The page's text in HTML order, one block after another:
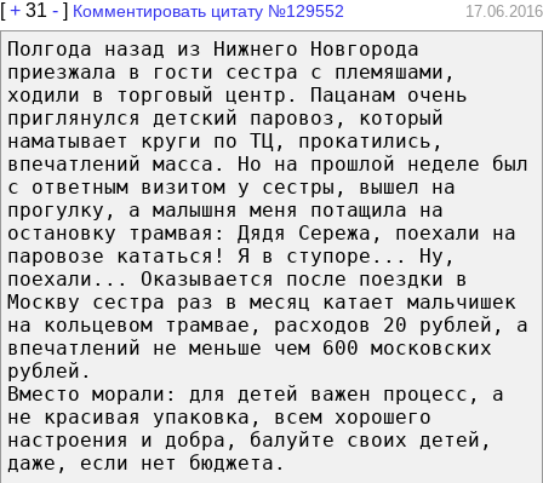
[+ 31 - ] Комментировать цитату №129552 17.06.2016
Полгода назад из Нижнего Новгорода
приезжала в гости сестра с племяшами,
ходили в торговый центр. Пацанам очень
приглянулся детский паровоз, который
наматывает круги по ТЦ, прокатились,
впечатлений масса. Но на прошлой неделе был
с ответным визитом у сестры, вышел на
прогулку, а малышня меня потащила на
остановку трамвая: Дядя Сережа, поехали на
паровозе кататься! Я в ступоре... Ну,
поехали... Оказывается после поездки в
Москву сестра раз в месяц катает мальчишек
на кольцевом трамвае, расходов 20 рублей, а
впечатлений не меньше чем 600 московских
рублей.
Вместо морали: для детей важен процесс, а
не красивая упаковка, всем хорошего
настроения и добра, балуйте своих детей,
даже, если нет бюджета.